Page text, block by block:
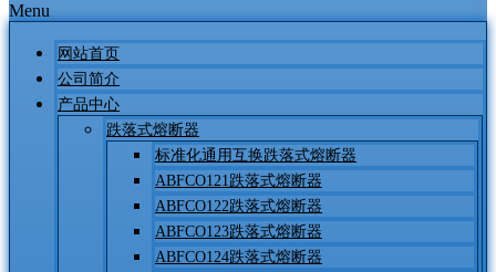
Menu
网站首页
公司简介
产品中心
跌落式熔断器
标准化通用互换跌落式熔断器
ABFCO121跌落式熔断器
ABFCO122跌落式熔断器
ABFCO123跌落式熔断器
ABFCO124跌落式熔断器